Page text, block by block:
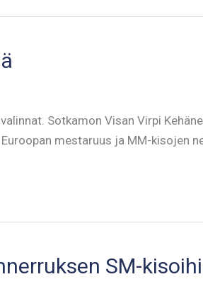
Sotkamon Visan Virpi
mestaruus ja MM-kisojen
SM-